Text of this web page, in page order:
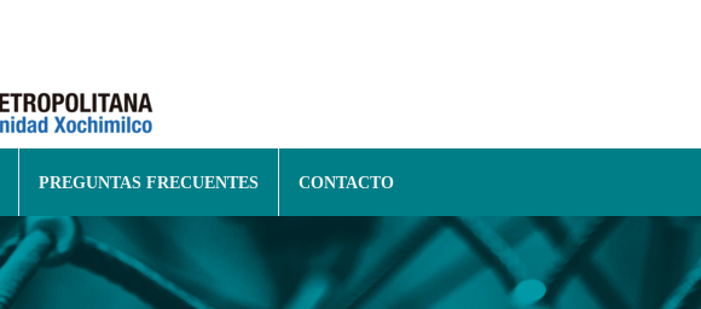
PREGUNTAS FRECUENTES CONTACTO